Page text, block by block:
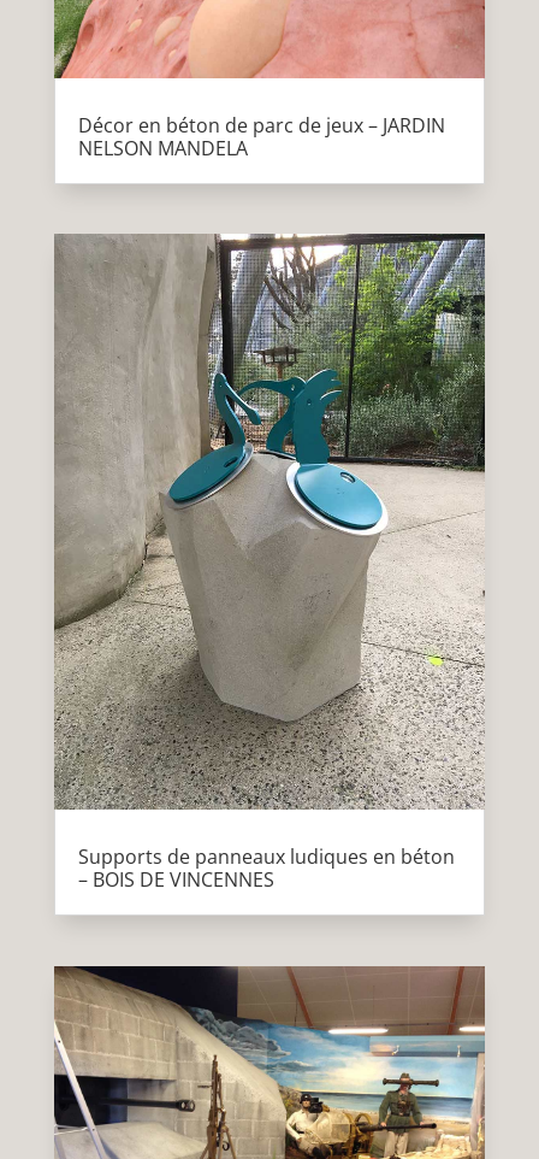
Décor en béton de parc de jeux – JARDIN
NELSON MANDELA
Supports de panneaux ludiques en béton
– BOIS DE VINCENNES